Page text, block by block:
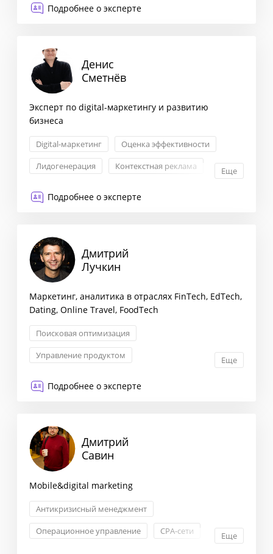
Подробнее о эксперте
Денис
Сметнёв
Эксперт по digital-маркетингу и развитию
бизнеса
Digital-маркетинг
Оценка эффективности
Лидогенерация
Контекстная реклама Еще
Подробнее о эксперте
Дмитрий
Лучкин
Маркетинг, аналитика в отраслях FinTech, EdTech,
Dating, Online Travel, FoodTech
Поисковая оптимизация
Управление продуктом
Еще
Подробнее о эксперте
Дмитрий
Савин
Mobile&digital marketing
Антикризисный менеджмент
Операционное управление
CPA-сети
Еще